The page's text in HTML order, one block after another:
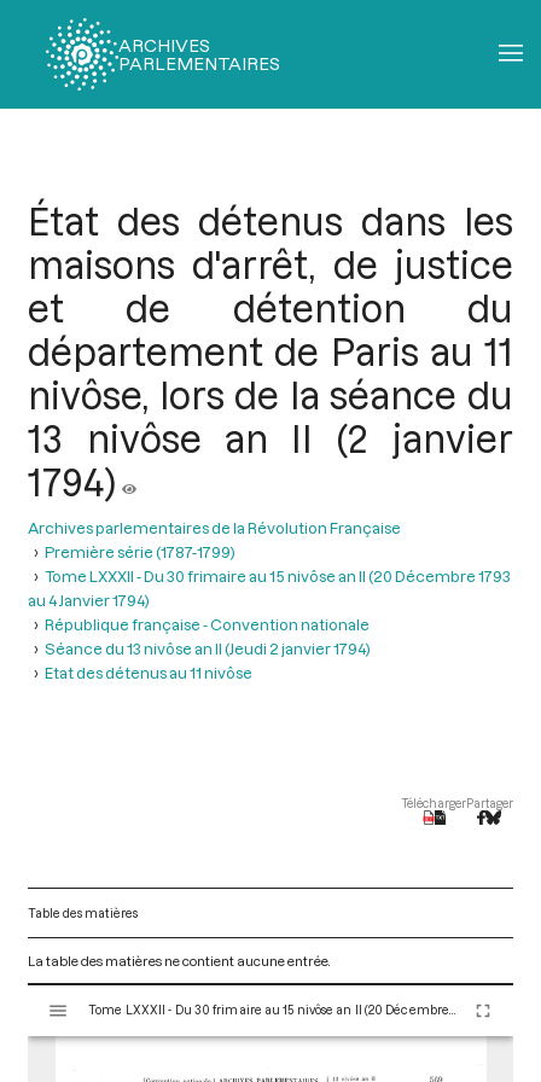
ARCHIVES
PARLEMENTAIRES
État des détenus dans les
maisons d'arrêt, de justice
et de détention du
département de Paris au 11
nivôse, lors de la séance du
13 nivôse an II (2 janvier
1794)
Archives parlementaires de la Révolution Française
Première série (1787-1799)
Tome LXXXII - Du 30 frimaire au 15 nivôse an II (20 Décembre 1793
au 4 Janvier 1794)
République française - Convention nationale
Séance du 13 nivôse an II (Jeudi 2 janvier 1794)
Etat des détenus au 11 nivôse
TéléchargerPartager
Table des matières
La table des matières ne contient aucune entrée.
s